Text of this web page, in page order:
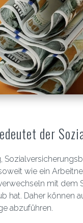
der
wie ein
mit dem
hat. Daher können
abzuführen.